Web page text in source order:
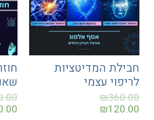
חבילת המדיטציות
לריפוי עצמי
₪360.00
₪120.00